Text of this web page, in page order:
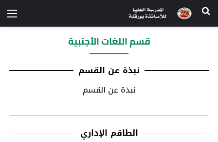
قسم اللغات الأجنبية
نبذة عن القسم​
نبذة عن القسم
الطاقم الإداري